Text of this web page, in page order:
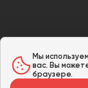
Мы
вас. Вы
браузере.